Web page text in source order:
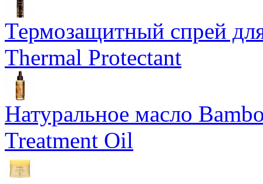
Термозащитный спрей
Thermal Protectant
Натуральное масло
Treatment Oil